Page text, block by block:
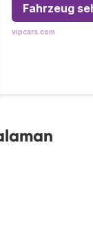
Fahrzeug
vipcars.com